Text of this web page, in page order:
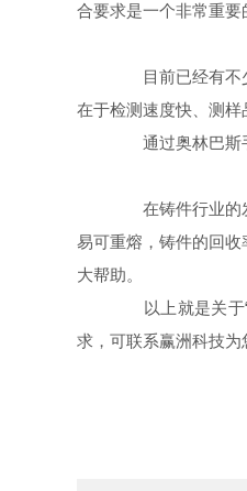
合要求是一个非常重要
目前已经有不少
在于检测速度快、测
通过奥林巴斯手
在铸件行业的发
易可重熔，铸件的回
大帮助。
以上就是关于“
求，可联系赢洲科技为